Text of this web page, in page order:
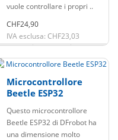
vuole controllare i propri ..
CHF24,90
IVA esclusa: CHF23,03
Microcontrollore
Beetle ESP32
Questo microcontrollore
Beetle ESP32 di DFrobot ha
una dimensione molto